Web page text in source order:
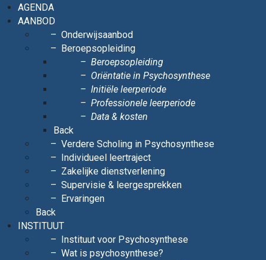
AGENDA
AANBOD
Onderwijsaanbod
Beroepsopleiding
Beroepsopleiding
Oriëntatie in Psychosynthese
Initiële leerperiode
Professionele leerperiode
Data & kosten
Back
Verdere Scholing in Psychosynthese
Individueel leertraject
Zakelijke dienstverlening
Supervisie & leergesprekken
Ervaringen
Back
INSTITUUT
Instituut voor Psychosynthese
Wat is psychosynthese?